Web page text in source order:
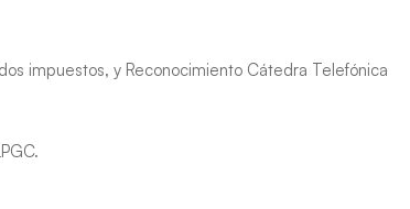
impuestos, y Reconocimiento Cátedra Telefónica